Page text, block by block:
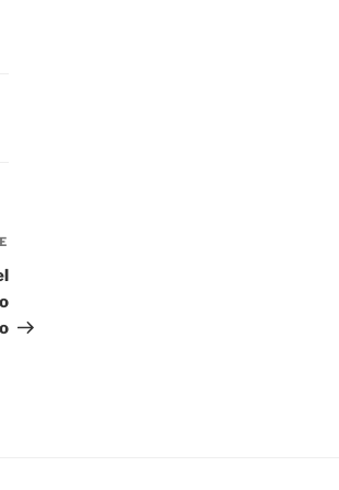
entrada